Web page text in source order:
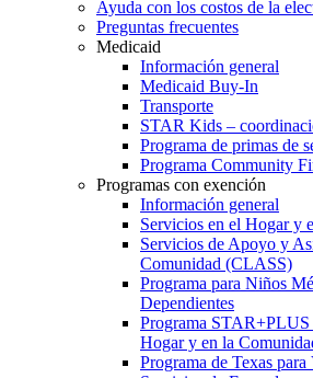
Ayuda con los costos de la
Preguntas frecuentes
Medicaid
Información general
Medicaid Buy-In
Transporte
STAR Kids –
Programa de primas de
Programa Community
Programas con exención
Información general
Servicios en el Hogar y
Servicios de Apoyo y
Comunidad (CLASS)
Programa para Niños
Dependientes
Programa STAR+PLUS
Hogar y en la
Programa de Texas